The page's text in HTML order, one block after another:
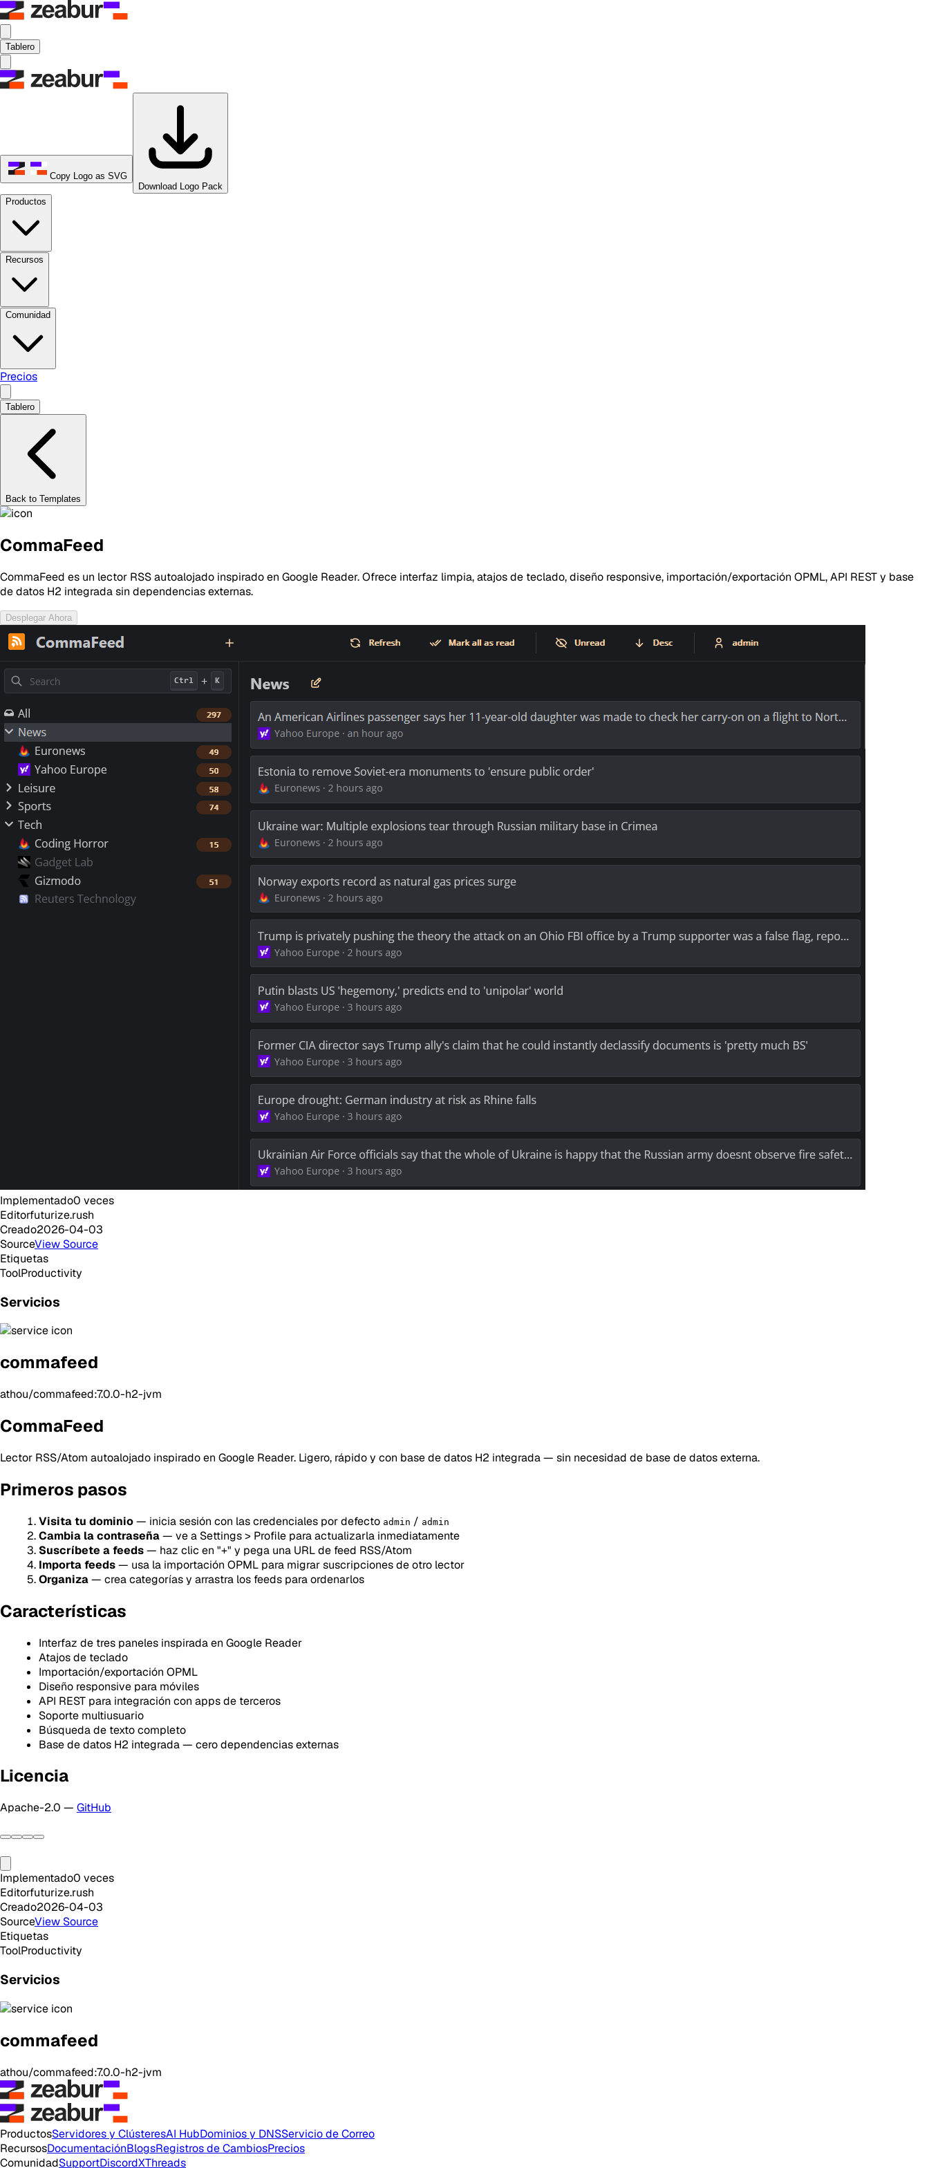
Tablero
Copy Logo as SVG
Download Logo Pack
Productos
Recursos
Comunidad
Precios
Tablero
Back to Templates
CommaFeed
CommaFeed es un lector RSS autoalojado inspirado en Google Reader. Ofrece interfaz limpia, atajos de teclado, diseño responsive, importación/exportación OPML, API REST y base
de datos H2 integrada sin dependencias externas.
Desplegar Ahora
Implementado0 veces
Editorfuturize.rush
Creado2026-04-03
SourceView Source
Etiquetas
ToolProductivity
Servicios
commafeed
athou/commafeed:7.0.0-h2-jvm
CommaFeed
Lector RSS/Atom autoalojado inspirado en Google Reader. Ligero, rápido y con base de datos H2 integrada — sin necesidad de base de datos externa.
Primeros pasos
Visita tu dominio— inicia sesión con las credenciales por defecto admin / admin
Cambia la contraseña— ve a Settings > Profile para actualizarla inmediatamente
Suscríbete a feeds— haz clic en "+" y pega una URL de feed RSS/Atom
Importa feeds— usa la importación OPML para migrar suscripciones de otro lector
Organiza— crea categorías y arrastra los feeds para ordenarlos
Características
Interfaz de tres paneles inspirada en Google Reader
Atajos de teclado
Importación/exportación OPML
Diseño responsive para móviles
API REST para integración con apps de terceros
Soporte multiusuario
Búsqueda de texto completo
Base de datos H2 integrada — cero dependencias externas
Licencia
Apache-2.0 — GitHub
Implementado0 veces
Editorfuturize.rush
Creado2026-04-03
SourceView Source
Etiquetas
ToolProductivity
Servicios
commafeed
athou/commafeed:7.0.0-h2-jvm
ProductosServidores y ClústeresAI HubDominios y DNSServicio de Correo
RecursosDocumentaciónBlogsRegistros de CambiosPrecios
ComunidadSupportDiscordXThreads